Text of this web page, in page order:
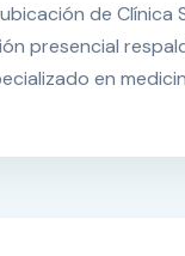
de Clínica
presencial
en